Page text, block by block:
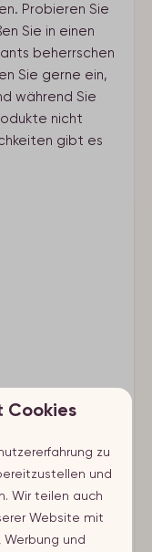
Probieren Sie
Sie in einen
beherrschen
Sie gerne ein,
während Sie
nicht
gibt es
Cookies
zu
und
Wir teilen auch
Website mit
Werbung und